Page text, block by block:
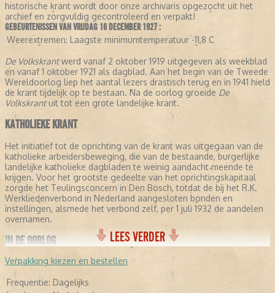
historische krant wordt door onze archivaris opgezocht uit het
archief en zorgvuldig gecontroleerd en verpakt!
GEBEURTENISSEN VAN VRIJDAG 16 DECEMBER 1927 :
Weerextremen: Laagste minimumtemperatuur -11,8 C
De Volkskrantwerd vanaf 2 oktober 1919 uitgegeven als weekblad
en vanaf 1 oktober 1921 als dagblad. Aan het begin van de Tweede
Wereldoorlog liep het aantal lezers drastisch terug en in 1941 hield
de krant tijdelijk op te bestaan. Na de oorlog groeide De
Volkskrantuit tot een grote landelijke krant.
KATHOLIEKE KRANT
Het initiatief tot de oprichting van de krant was uitgegaan van de
katholieke arbeidersbeweging, die van de bestaande, burgerlijke
landelijke katholieke dagbladen te weinig aandacht meende te
krijgen. Voor het grootste gedeelte van het oprichtingskapitaal
zorgde het Teulingsconcern in Den Bosch, totdat de bij het R.K.
Werkliedenverbond in Nederland aangesloten bonden en
instellingen, alsmede het verbond zelf, per 1 juli 1932 de aandelen
overnamen.
IN DE OORLOG
Met ingang van 1935 werdDe Volkskrant
4 oktober 1941 verscheen het voorlopig laatste nummer, nadat het
dagblad in de maanden daarvoor in NSB-handen was geraakt. Op
LEES VERDER
Verpakking kiezen en bestellen
Frequentie: Dagelijks